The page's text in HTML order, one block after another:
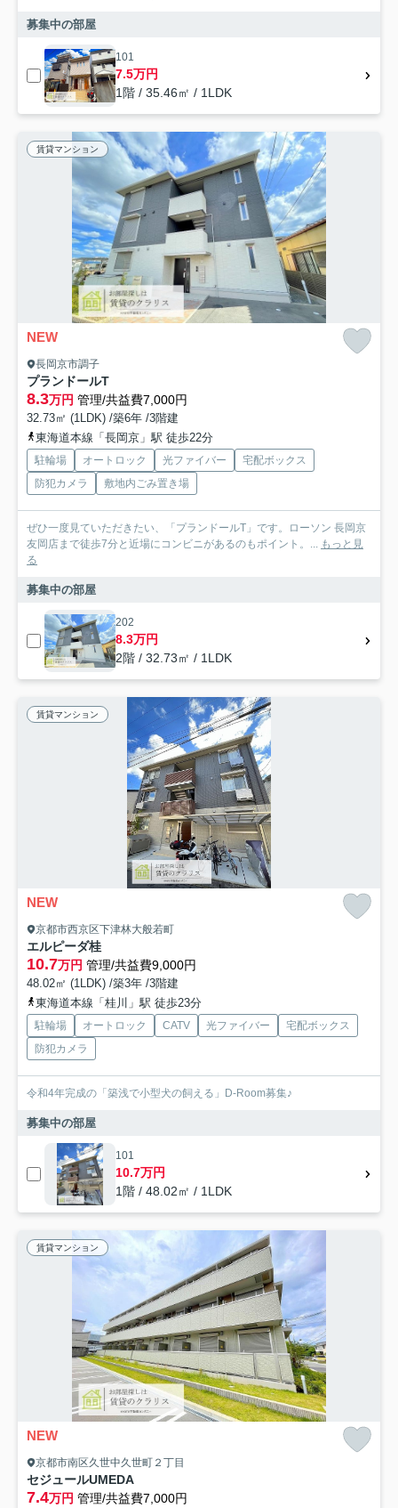
募集中の部屋
101
7.5万円
1階 / 35.46㎡ / 1LDK
賃貸マンション
NEW
長岡京市調子
プランドールT
8.3万円 管理/共益費7,000円
32.73㎡ (1LDK) /築6年 /3階建
東海道本線「長岡京」駅 徒歩22分
駐輪場 オートロック 光ファイバー
宅配ボックス
防犯カメラ
敷地内ごみ置き場
ぜひ一度見ていただきたい、「プランドールT」です。ローソン 長岡京
友岡店まで徒歩7分と近場にコンビニがあるのもポイント。... もっと見
る
募集中の部屋
202
8.3万円
2階 / 32.73㎡ / 1LDK
賃貸マンション
NEW
京都市西京区下津林大般若町
エルピーダ桂
10.7万円 管理/共益費9,000円
48.02㎡ (1LDK) /築3年 /3階建
東海道本線「桂川」駅 徒歩23分
駐輪場 オートロック CATV 光ファイバー
宅配ボックス
防犯カメラ
令和4年完成の「築浅で小型犬の飼える」D-Room募集♪
募集中の部屋
101
10.7万円
1階 / 48.02㎡ / 1LDK
賃貸マンション
NEW
京都市南区久世中久世町２丁目
セジュールUMEDA
7.4万円 管理/共益費7,000円